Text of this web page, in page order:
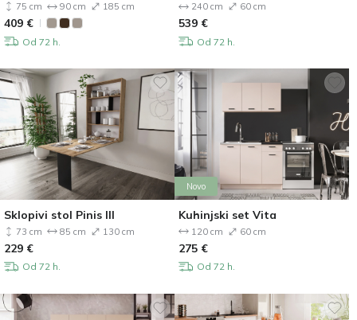
75 cm 90 cm 185 cm
409 €
Od 72 h.
240 cm 60 cm
539 €
Od 72 h.
Sklopivi stol Pinis III
73 cm 85 cm 130 cm
229 €
Od 72 h.
Novo
Kuhinjski set Vita
120 cm 60 cm
275 €
Od 72 h.